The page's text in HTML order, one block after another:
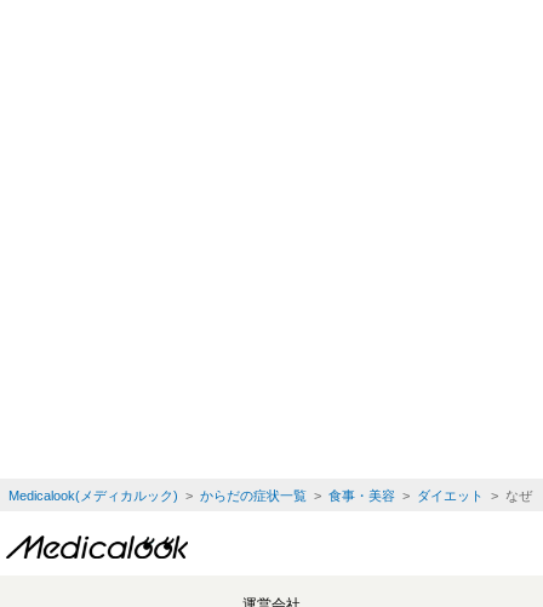
Medicalook(メディカルック) > からだの症状一覧> 食事・美容> ダイエット > なぜ